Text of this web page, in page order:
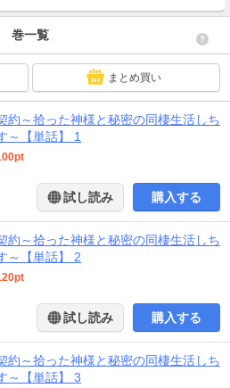
巻一覧
まとめ買い
約～拾った神様と秘密の同棲生活しち
～【単話】 1
試し読み 購入する
約～拾った神様と秘密の同棲生活しち
～【単話】 2
試し読み 購入する
約～拾った神様と秘密の同棲生活しち
～【単話】 3